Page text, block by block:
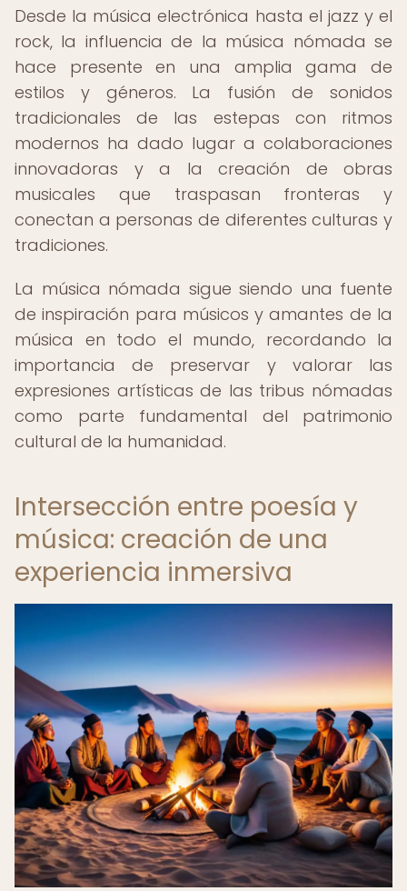
Desde la música electrónica hasta el jazz y el
rock, la influencia de la música nómada se
hace presente en una amplia gama de
estilos y géneros. La fusión de sonidos
tradicionales de las estepas con ritmos
modernos ha dado lugar a colaboraciones
innovadoras y a la creación de obras
musicales que traspasan fronteras y
conectan a personas de diferentes culturas y
tradiciones.
La música nómada sigue siendo una fuente
de inspiración para músicos y amantes de la
música en todo el mundo, recordando la
importancia de preservar y valorar las
expresiones artísticas de las tribus nómadas
como parte fundamental del patrimonio
cultural de la humanidad.
Intersección entre poesía y
música: creación de una
experiencia inmersiva